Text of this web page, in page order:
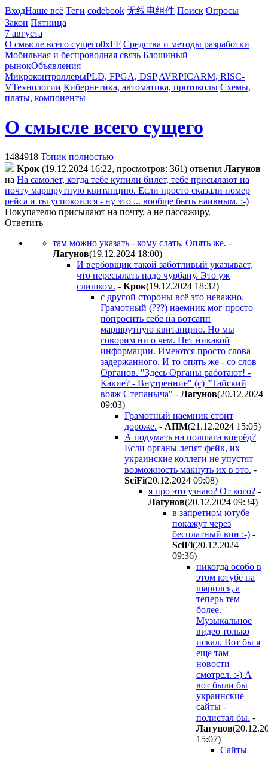
ВходНаше всё Теги codebook 无线电组件 Поиск Опросы
Закон Пятница
7 августа
О смысле всего сущего0xFF Средства и методы разработки
Мобильная и беспроводная связь Блошиный
рынокОбъявления
МикроконтроллерыPLD, FPGA, DSP AVRPICARM, RISC-
VТехнологии Кибернетика, автоматика, протоколы Схемы,
платы, компоненты
О смысле всего сущего
1484918 Топик полностью
Kpoк (19.12.2024 16:22, просмотров: 361) ответил Лaгyнoв
на На самолет, когда тебе купили билет, тебе присылают на
почту маршрутную квитанцию. Если просто сказали номер
рейса и ты успокоился - ну это ... вообще быть наивным. :-)
Покупателю присылают на почту, а не пассажиру.
Ответить
там можно указать - кому слать. Опять же. -
Лaгyнoв(19.12.2024 18:00)
И вербовщик такой заботливый указывает,
что пересылать надо чурбану. Это уж
слишком. - Kpoк(19.12.2024 18:32)
с другой стороны всё это неважно.
Грамотный (???) наемник мог просто
попросить себе на вотсапп
маршрутную квитанцию. Но мы
говорим ни о чем. Нет никакой
информации. Имеются просто слова
задержанного. И то опять же - со слов
Органов. "Здесь Органы работают! -
Какие? - Внутренние" (с) "Тайский
вояж Степаныча" - Лaгyнoв(20.12.2024
09:03)
Грамотный наемник стоит
дороже. - AПM(21.12.2024 15:05)
А подумать на полшага вперёд?
Если органы лепят фейк, их
украинские коллеги не упустят
возможность макнуть их в это. -
SciFi(20.12.2024 09:08)
я про это узнаю? От кого? -
Лaгyнoв(20.12.2024 09:34)
в запретном ютубе
покажут через
бесплатный впн :-) -
SciFi(20.12.2024
09:36)
никогда особо в
этом ютубе на
шарился, а
теперь тем
более.
Музыкальное
видео только
искал. Вот бы я
еще там
новости
смотрел. :-) А
вот были бы
украинские
сайты -
полистал бы. -
Лaгyнoв
15:07)
Сайты